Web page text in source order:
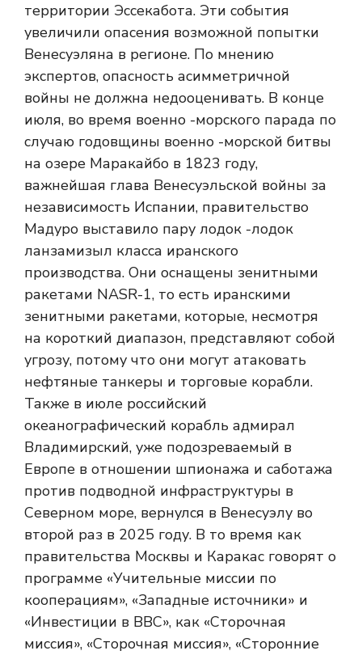
территории Эссекабота. Эти события
увеличили опасения возможной попытки
Венесуэляна в регионе. По мнению
экспертов, опасность асимметричной
войны не должна недооценивать. В конце
июля, во время военно -морского парада по
случаю годовщины военно -морской битвы
на озере Маракайбо в 1823 году,
важнейшая глава Венесуэльской войны за
независимость Испании, правительство
Мадуро выставило пару лодок -лодок
ланзамизыл класса иранского
производства. Они оснащены зенитными
ракетами NASR-1, то есть иранскими
зенитными ракетами, которые, несмотря
на короткий диапазон, представляют собой
угрозу, потому что они могут атаковать
нефтяные танкеры и торговые корабли.
Также в июле российский
океанографический корабль адмирал
Владимирский, уже подозреваемый в
Европе в отношении шпионажа и саботажа
против подводной инфраструктуры в
Северном море, вернулся в Венесуэлу во
второй раз в 2025 году. В то время как
правительства Москвы и Каракас говорят о
программе «Учительные миссии по
кооперациям», «Западные источники» и
«Инвестиции в BBC», как «Сторочная
миссия», «Сторочная миссия», «Сторонние